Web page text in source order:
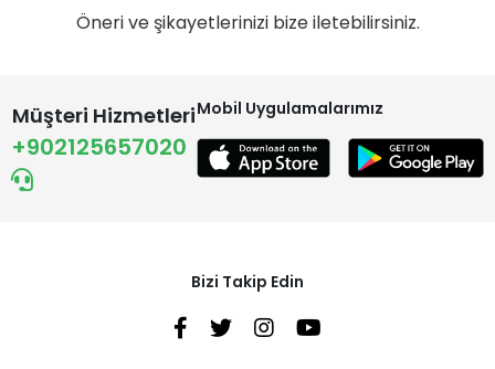
Öneri ve şikayetlerinizi bize iletebilirsiniz.
Müşteri Hizmetleri
+902125657020
Mobil Uygulamalarımız
Bizi Takip Edin